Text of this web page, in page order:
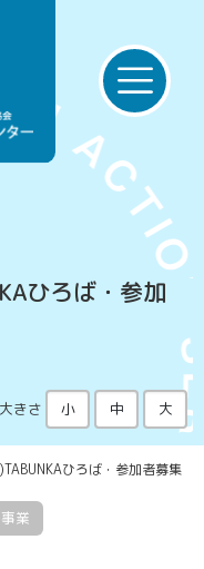
ひろば・参加
きさ 小 中 大
ひろば・参加者募集
業